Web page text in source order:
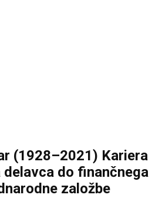
(1928–2021) Kariera
delavca do finančnega
založbe